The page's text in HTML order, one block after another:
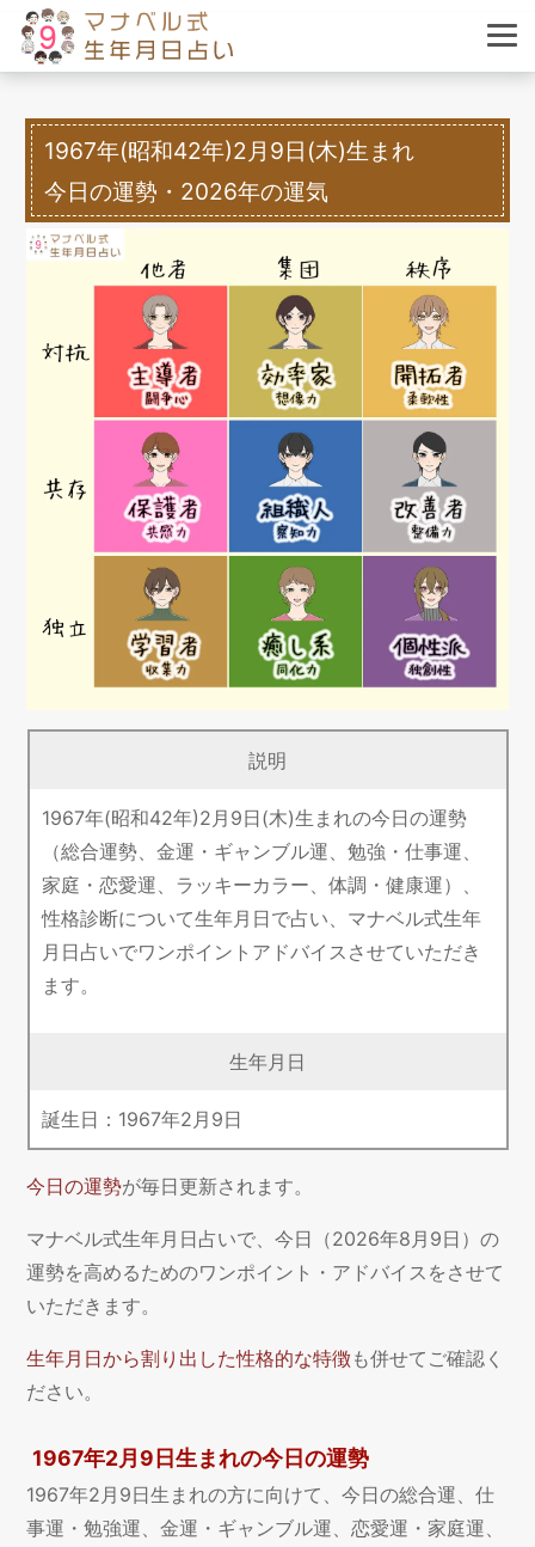
1967年(昭和42年)2月9日(木)生まれ
今日の運勢・2026年の運気
説明
1967年(昭和42年)2月9日(木)生まれの今日の運勢
（総合運勢、金運・ギャンブル運、勉強・仕事運、
家庭・恋愛運、ラッキーカラー、体調・健康運）、
性格診断について生年月日で占い、マナベル式生年
月日占いでワンポイントアドバイスさせていただき
ます。
生年月日
誕生日： 1967年2 月 9日
今日の運勢が毎日更新されます。
マナベル式生年月日占いで、今日（2026年8月9日）の
運勢を高めるためのワンポイント・アドバイスをさせて
いただきます。
生年月日から割り出した性格的な特徴も併せてご確認く
ださい。
1967年2月9日生まれの今日の運勢
1967年2月9日生まれの方に向けて、今日の総合運、仕
事運・勉強運、金運・ギャンブル運、恋愛運・家庭運、